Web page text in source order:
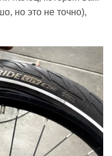
но это не точно),